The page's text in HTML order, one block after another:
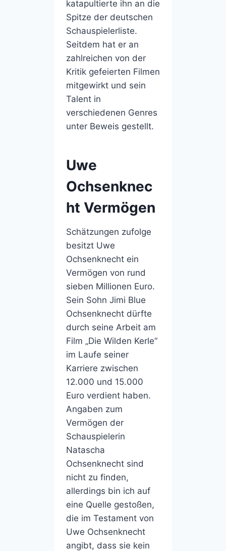
katapultierte ihn an die
Spitze der deutschen
Schauspielerliste.
Seitdem hat er an
zahlreichen von der
Kritik gefeierten Filmen
mitgewirkt und sein
Talent in
verschiedenen Genres
unter Beweis gestellt.
Uwe
Ochsenknec
ht Vermögen
Schätzungen zufolge
besitzt Uwe
Ochsenknecht ein
Vermögen von rund
sieben Millionen Euro.
Sein Sohn Jimi Blue
Ochsenknecht dürfte
durch seine Arbeit am
Film „Die Wilden Kerle“
im Laufe seiner
Karriere zwischen
12.000 und 15.000
Euro verdient haben.
Angaben zum
Vermögen der
Schauspielerin
Natascha
Ochsenknecht sind
nicht zu finden,
allerdings bin ich auf
eine Quelle gestoßen,
die im Testament von
Uwe Ochsenknecht
angibt, dass sie kein